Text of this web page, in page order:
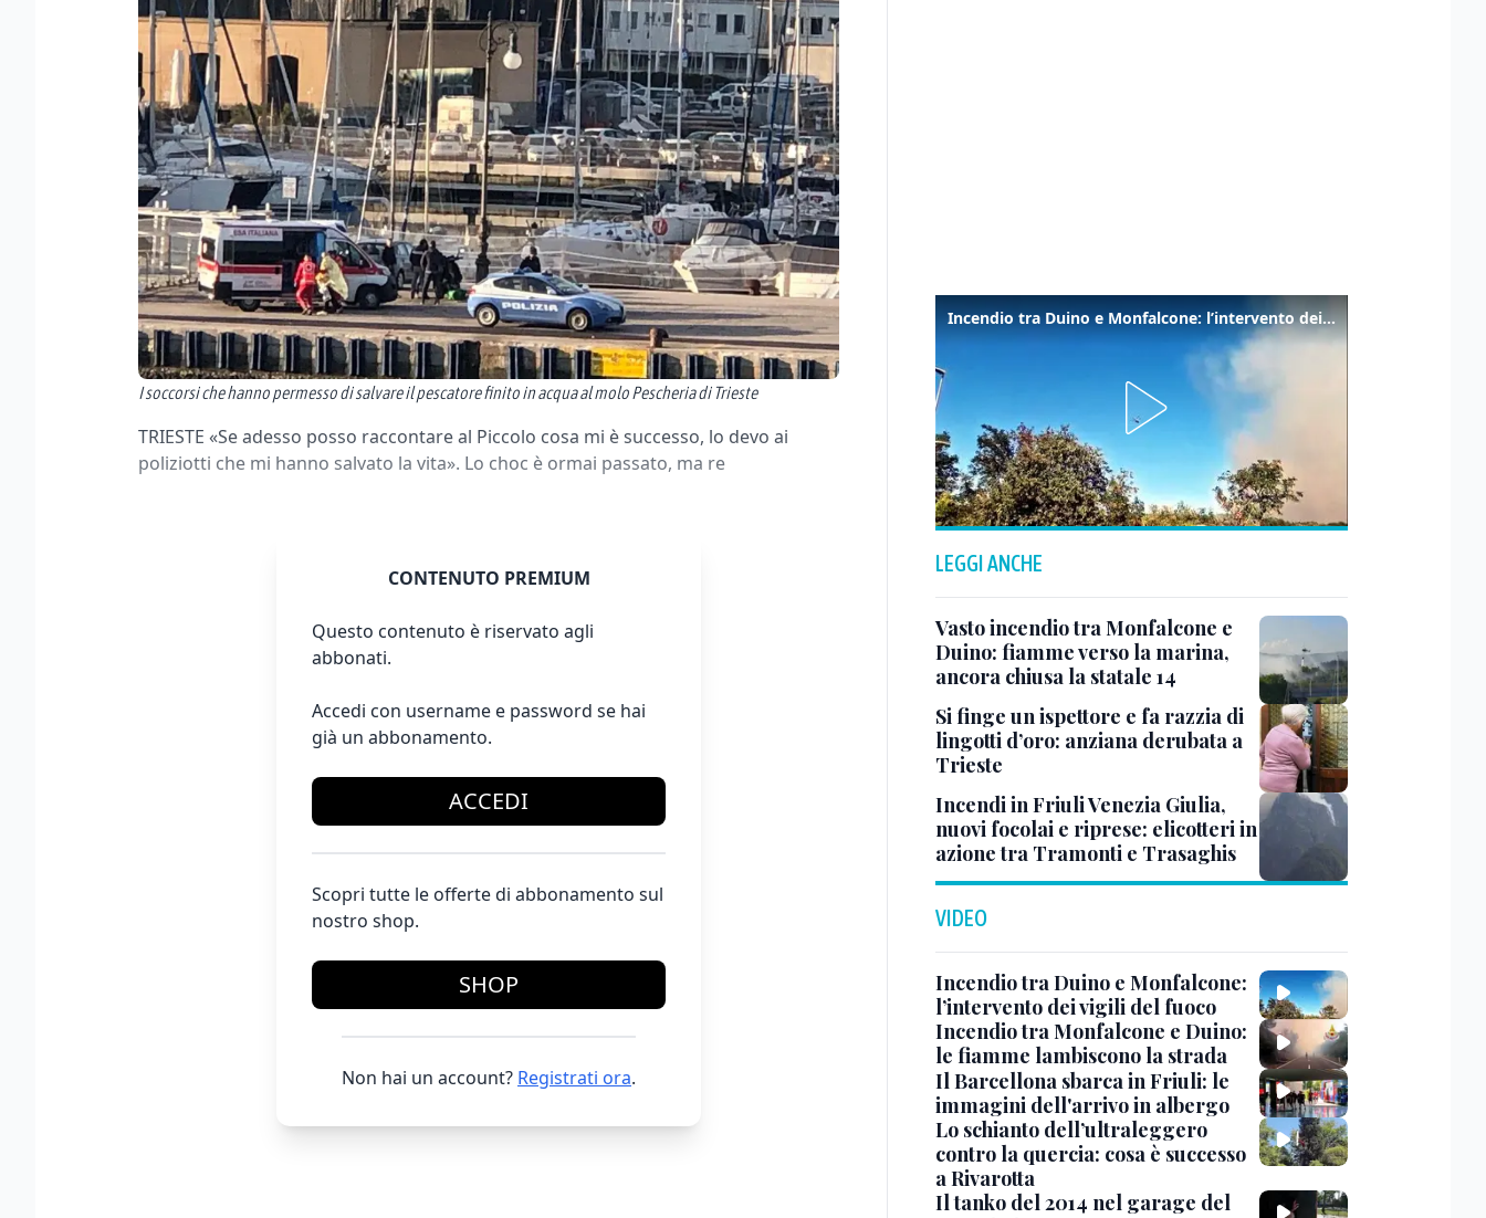
I soccorsi che hanno permesso di salvare il pescatore finito in acqua al molo Pescheria di Trieste
TRIESTE «Se adesso posso raccontare al Piccolo cosa mi è successo, lo devo ai
poliziotti che mi hanno salvato la vita». Lo choc è ormai passato, ma re
CONTENUTO PREMIUM
Questo contenuto è riservato agli
abbonati.
Accedi con username e password se hai
già un abbonamento.
ACCEDI
Scopri tutte le offerte di abbonamento sul
nostro shop.
SHOP
Non hai un account? Registrati ora.
Incendio tra Duino e Monfalcone: l’intervento dei vigili del fuoco
LEGGI ANCHE
Vasto incendio tra Monfalcone e
Duino: fiamme verso la marina,
ancora chiusa la statale 14
Si finge un ispettore e fa razzia di
lingotti d’oro: anziana derubata a
Trieste
Incendi in Friuli Venezia Giulia,
nuovi focolai e riprese: elicotteri in
azione tra Tramonti e Trasaghis
VIDEO
Incendio tra Duino e Monfalcone:
l’intervento dei vigili del fuoco
Incendio tra Monfalcone e Duino:
le fiamme lambiscono la strada
Il Barcellona sbarca in Friuli: le
immagini dell'arrivo in albergo
Lo schianto dell’ultraleggero
contro la quercia: cosa è successo
a Rivarotta
Il tanko del 2014 nel garage del